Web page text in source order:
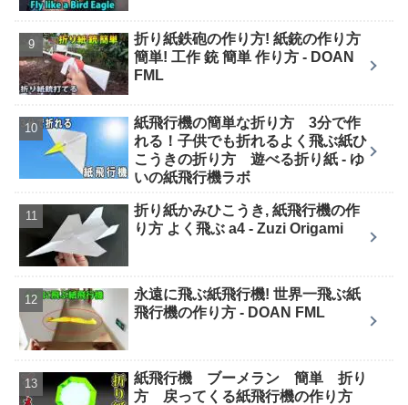
折り紙鉄砲の作り方! 紙銃の作り方
簡単! 工作 銃 簡単 作り方 - DOAN
FML
紙飛行機の簡単な折り方 3分で作
れる！子供でも折れるよく飛ぶ紙ひ
こうきの折り方 遊べる折り紙 - ゆ
いの紙飛行機ラボ
折り紙かみひこうき, 紙飛行機の作
り方 よく飛ぶ a4 - Zuzi Origami
永遠に飛ぶ紙飛行機! 世界一飛ぶ紙
飛行機の作り方 - DOAN FML
紙飛行機 ブーメラン 簡単 折り
方 戻ってくる紙飛行機の作り方